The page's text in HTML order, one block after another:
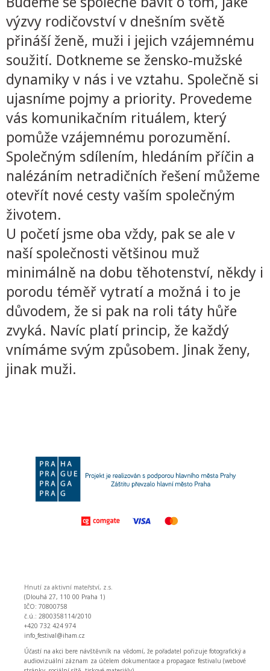
výzvy rodičovství v dnešním světě
přináší ženě, muži i jejich vzájemnému
soužití. Dotkneme se žensko-mužské
dynamiky v nás i ve vztahu. Společně si
ujasníme pojmy a priority. Provedeme
vás komunikačním rituálem, který
pomůže vzájemnému porozumění.
Společným sdílením, hledáním příčin a
nalézáním netradičních řešení můžeme
otevřít nové cesty vaším společným
životem.
U početí jsme oba vždy, pak se ale v
naší společnosti většinou muž
minimálně na dobu těhotenství, někdy i
porodu téměř vytratí a možná i to je
důvodem, že si pak na roli táty hůře
zvyká. Navíc platí princip, že každý
vnímáme svým způsobem. Jinak ženy,
jinak muži.
Hnutí za aktivní mateřství, z.s.
(Dlouhá 27, 110 00 Praha 1)
IČO: 70800758
č.ú.: 2800358114/2010
+420 732 424 974
info_festival@iham.cz
Účastí na akci bere návštěvník na vědomí, že pořadatel pořizuje fotografický a
audiovizuální záznam za účelem dokumentace a propagace festivalu (webové